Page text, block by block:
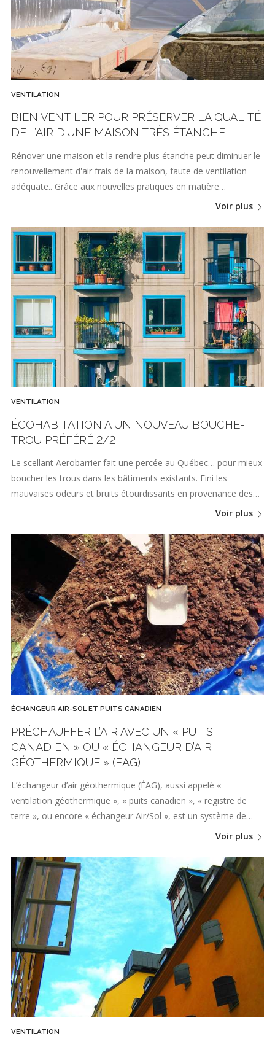
VENTILATION
BIEN VENTILER POUR PRÉSERVER LA QUALITÉ
DE L’AIR D'UNE MAISON TRÈS ÉTANCHE
Rénover une maison et la rendre plus étanche peut diminuer le
renouvellement d'air frais de la maison, faute de ventilation
adéquate.. Grâce aux nouvelles pratiques en matière…
Voir plus
VENTILATION
ÉCOHABITATION A UN NOUVEAU BOUCHE-
TROU PRÉFÉRÉ 2/2
Le scellant Aerobarrier fait une percée au Québec… pour mieux
boucher les trous dans les bâtiments existants. Fini les
mauvaises odeurs et bruits étourdissants en provenance des…
Voir plus
ÉCHANGEUR AIR-SOL ET PUITS CANADIEN
PRÉCHAUFFER L’AIR AVEC UN « PUITS
CANADIEN » OU « ÉCHANGEUR D’AIR
GÉOTHERMIQUE » (EAG)
L’échangeur d’air géothermique (ÉAG), aussi appelé «
ventilation géothermique », « puits canadien », « registre de
terre », ou encore « échangeur Air/Sol », est un système de…
Voir plus
VENTILATION